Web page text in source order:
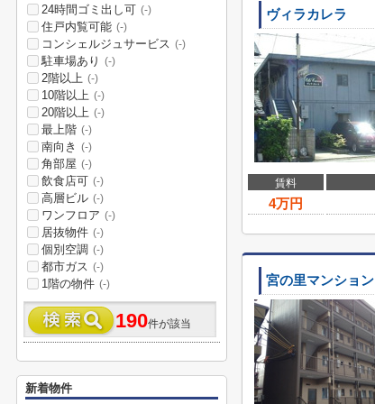
ヴィラカレラ
賃料
4万円
宮の里マンション
24時間ゴミ出し可 (-)
住戸内覧可能 (-)
コンシェルジュサービス (-)
駐車場あり (-)
2階以上 (-)
10階以上 (-)
20階以上 (-)
最上階 (-)
南向き (-)
角部屋 (-)
飲食店可 (-)
高層ビル (-)
ワンフロア (-)
居抜物件 (-)
個別空調 (-)
都市ガス (-)
1階の物件 (-)
190件が該当
新着物件